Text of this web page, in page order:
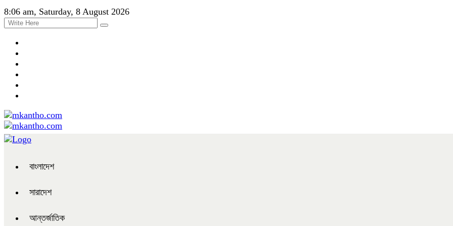
8:06 am, Saturday, 8 August 2026
বাংলাদেশ
সারাদেশ
আন্তর্জাতিক